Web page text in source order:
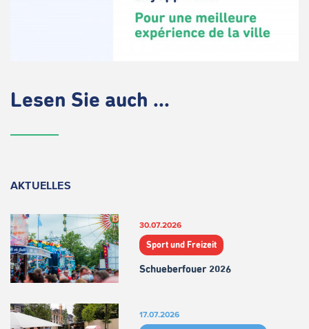
Lesen Sie auch ...
AKTUELLES
30.07.2026
Sport und Freizeit
Schueberfouer 2026
17.07.2026